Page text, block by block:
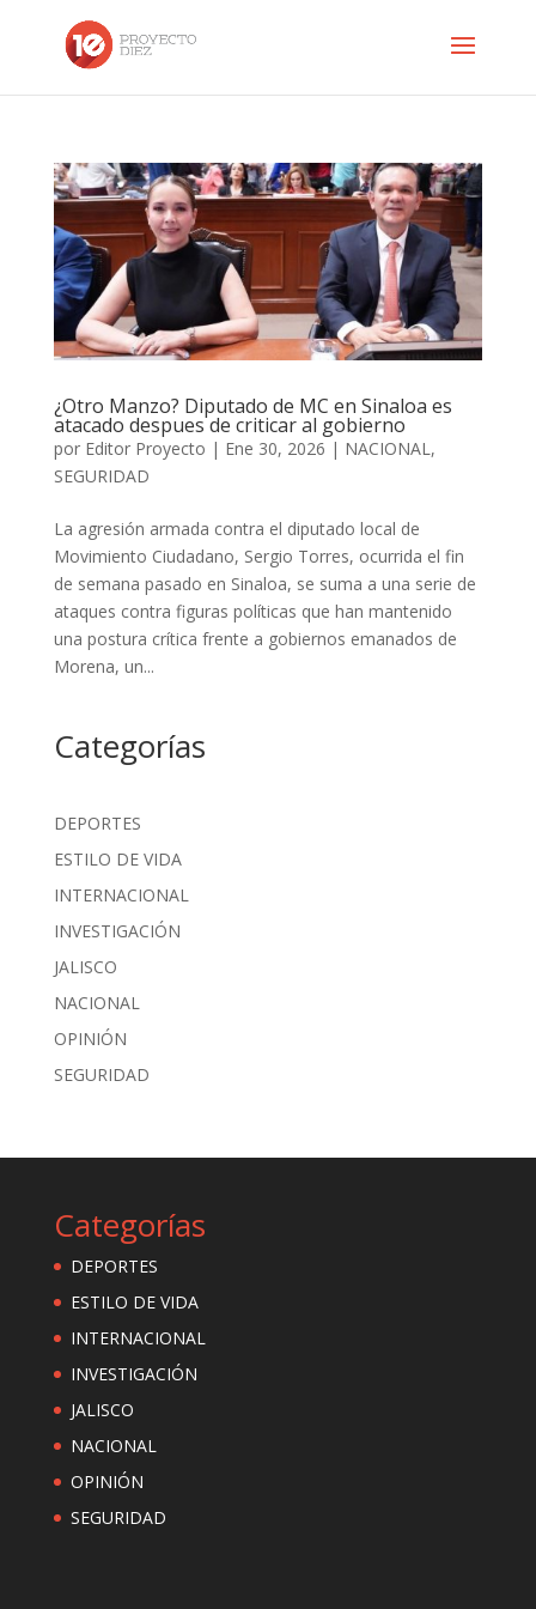
¿Otro Manzo? Diputado de MC en Sinaloa es
atacado despues de criticar al gobierno
por Editor Proyecto | Ene 30, 2026 | NACIONAL,
SEGURIDAD
La agresión armada contra el diputado local de
Movimiento Ciudadano, Sergio Torres, ocurrida el fin
de semana pasado en Sinaloa, se suma a una serie de
ataques contra figuras políticas que han mantenido
una postura crítica frente a gobiernos emanados de
Morena, un...
Categorías
DEPORTES
ESTILO DE VIDA
INTERNACIONAL
INVESTIGACIÓN
JALISCO
NACIONAL
OPINIÓN
SEGURIDAD
Categorías
DEPORTES
ESTILO DE VIDA
INTERNACIONAL
INVESTIGACIÓN
JALISCO
NACIONAL
OPINIÓN
SEGURIDAD